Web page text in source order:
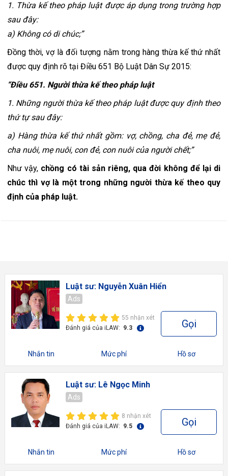
1. Thừa kế theo pháp luật được áp dụng trong trường hợp
sau đây:
a) Không có di chúc;”
Đồng thời, vợ là đối tượng nằm trong hàng thừa kế thứ nhất
được quy định rõ tại Điều 651 Bộ Luật Dân Sự 2015:
“Điều 651. Người thừa kế theo pháp luật
1. Những người thừa kế theo pháp luật được quy định theo
thứ tự sau đây:
a) Hàng thừa kế thứ nhất gồm: vợ, chồng, cha đẻ, mẹ đẻ,
cha nuôi, mẹ nuôi, con đẻ, con nuôi của người chết;”
Như vậy, chồng có tài sản riêng, qua đời không để lại di
chúc thì vợ là một trong những người thừa kế theo quy
định của pháp luật.
Luật sư: Nguyễn Xuân Hiển
Ads
55 nhận xét
Đánh giá của iLAW: 9.3 Gọi
Nhắn tin Mức phí Hồ sơ
Luật sư: Lê Ngọc Minh
Ads
8 nhận xét
Đánh giá của iLAW: 9.5 Gọi
Nhắn tin Mức phí Hồ sơ